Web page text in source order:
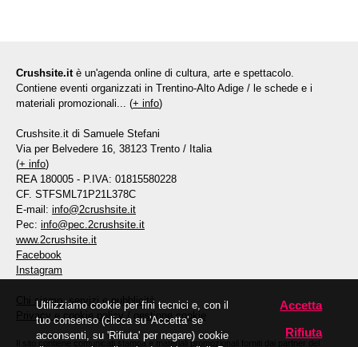
Crushsite.it è un'agenda online di cultura, arte e spettacolo.
Contiene eventi organizzati in Trentino-Alto Adige / le schede e i
materiali promozionali... (+ info)
Crushsite.it di Samuele Stefani
Via per Belvedere 16, 38123 Trento / Italia
(+ info)
REA 180005 - P.IVA: 01815580228
CF. STFSML71P21L378C
E-mail: info@2crushsite.it
Pec: info@pec.2crushsite.it
www.2crushsite.it
Facebook
Instagram
Chi siamo, servizi e pubblicità
Privacy e cookie policy/ gestione cookie
Il sito contiene comunicati stampa e materiali promozionali forniti dai partner del
Utilizziamo cookie per fini tecnici e, con il
tuo consenso (clicca su 'Accetta' se
acconsenti, su 'Rifiuta' per negare) cookie
Accetta
Rifiuta